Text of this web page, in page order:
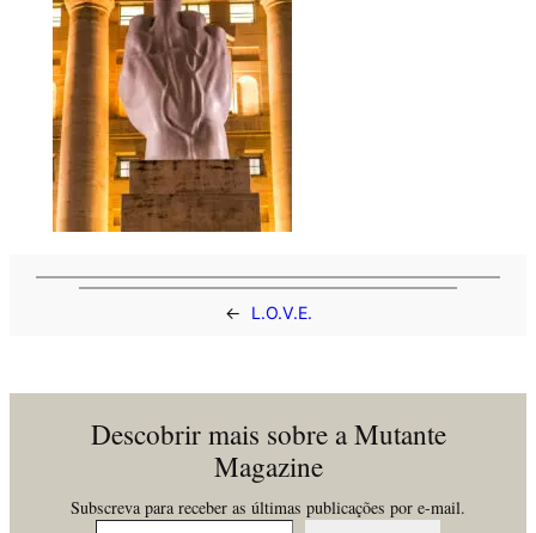
← L.O.V.E.
Descobrir mais sobre a Mutante
Magazine
Subscreva para receber as últimas publicações por e-mail.
Insira o seu email…